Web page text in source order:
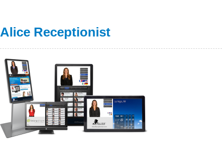
Alice Receptionist